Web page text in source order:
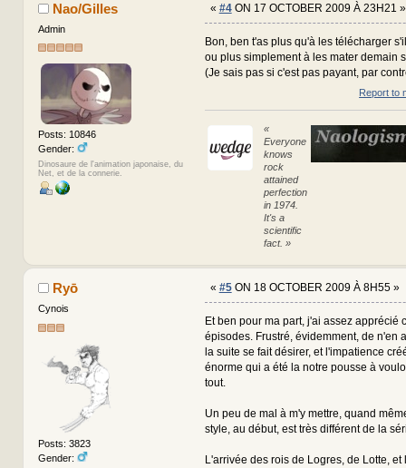
Nao/Gilles
Admin
Posts: 10846
Gender:
Dinosaure de l'animation japonaise, du
Net, et de la connerie.
« #4ON 17 OCTOBER 2009 À 23H21 »
Bon, ben t'as plus qu'à les télécharger
ou plus simplement à les mater demain
(Je sais pas si c'est pas payant, par
Report to
«
Everyone
knows
rock
attained
perfection
in 1974.
It's a
scientific
fact. »
Ryō
Cynois
Posts: 3823
Gender:
« #5ON 18 OCTOBER 2009 À 8H55 »
Et ben pour ma part, j'ai assez apprécié
épisodes. Frustré, évidemment, de n'en
la suite se fait désirer, et l'impatience
énorme qui a été la notre pousse à
tout.
Un peu de mal à m'y mettre, quand
style, au début, est très différent de la
L'arrivée des rois de Logres, de Lotte, et